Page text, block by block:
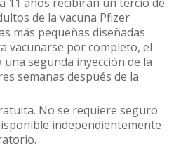
de la vacuna Pfizer
más pequeñas diseñadas
vacunarse por completo, el
segunda inyección de la
semanas después de la
No se requiere seguro
independientemente